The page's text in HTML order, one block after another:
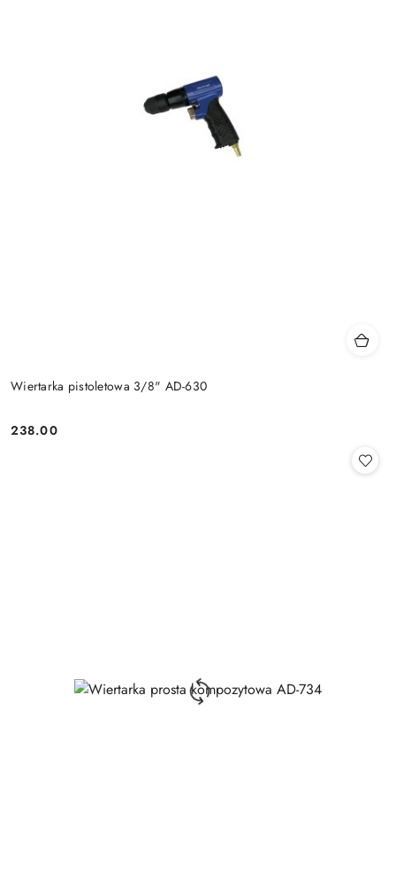
Wiertarka pistoletowa 3/8" AD-630
Cena:
238.00